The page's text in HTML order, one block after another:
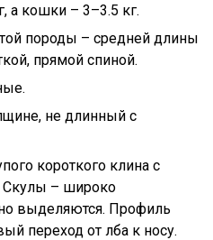
а кошки – 3–3.5 кг.
породы – средней длины
прямой спиной.
не длинный с
короткого клина с
Скулы – широко
выделяются. Профиль
переход от лба к носу.